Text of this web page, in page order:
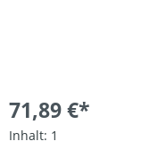
71,89 €*
Inhalt: 1